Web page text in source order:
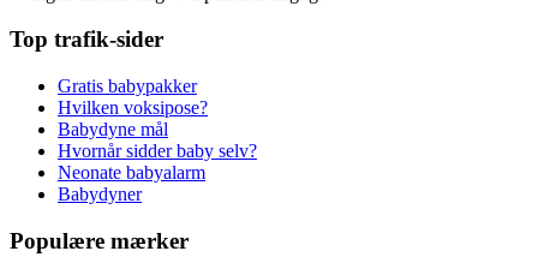
Top trafik-sider
Gratis babypakker
Hvilken voksipose?
Babydyne mål
Hvornår sidder baby selv?
Neonate babyalarm
Babydyner
Populære mærker